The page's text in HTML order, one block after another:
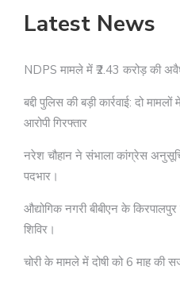
Latest News
NDPS मामले में ₹2.43 करोड़ की
बद्दी पुलिस की बड़ी कार्रवाई: दो
आरोपी गिरफ्तार
नरेश चौहान ने संभाला कांग्रेस
पदभार।
औद्योगिक नगरी बीबीएन के
शिविर।
चोरी के मामले में दोषी को 6 माह की